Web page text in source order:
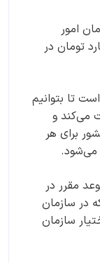
امور
بالای هزار میلیارد تومان در
تا بتوانیم
می‌کند و
برای هر
می‌شود.
موعد مقرر در
در سازمان
سازمان